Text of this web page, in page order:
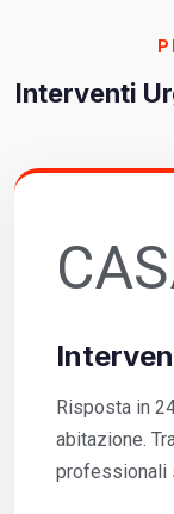
Interventi
Risposta in
abitazione.
professionali